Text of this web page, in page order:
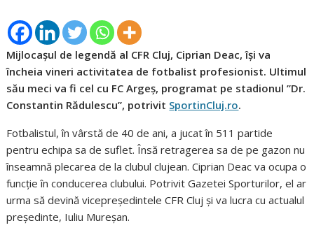
Mijlocașul de legendă al CFR Cluj, Ciprian Deac, își va
încheia vineri activitatea de fotbalist profesionist. Ultimul
său meci va fi cel cu FC Argeș, programat pe stadionul ”Dr.
Constantin Rădulescu”, potrivit SportinCluj.ro.
Fotbalistul, în vârstă de 40 de ani, a jucat în 511 partide
pentru echipa sa de suflet. Însă retragerea sa de pe gazon nu
înseamnă plecarea de la clubul clujean. Ciprian Deac va ocupa o
funcție în conducerea clubului. Potrivit Gazetei Sporturilor, el ar
urma să devină vicepreședintele CFR Cluj și va lucra cu actualul
președinte, Iuliu Mureșan.